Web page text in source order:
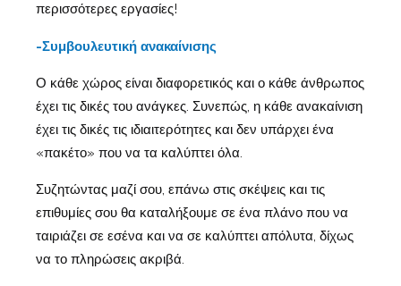
περισσότερες εργασίες!
-Συμβουλευτική ανακαίνισης
Ο κάθε χώρος είναι διαφορετικός και ο κάθε άνθρωπος
έχει τις δικές του ανάγκες. Συνεπώς, η κάθε ανακαίνιση
έχει τις δικές τις ιδιαιτερότητες και δεν υπάρχει ένα
«πακέτο» που να τα καλύπτει όλα.
Συζητώντας μαζί σου, επάνω στις σκέψεις και τις
επιθυμίες σου θα καταλήξουμε σε ένα πλάνο που να
ταιριάζει σε εσένα και να σε καλύπτει απόλυτα, δίχως
να το πληρώσεις ακριβά.